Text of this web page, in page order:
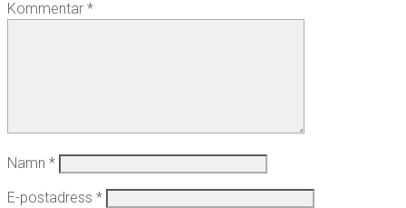
Kommentar *
Namn *
E-postadress *